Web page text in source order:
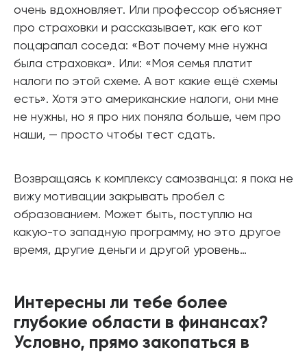
очень вдохновляет. Или профессор объясняет
про страховки и рассказывает, как его кот
поцарапал соседа: «Вот почему мне нужна
была страховка». Или: «Моя семья платит
налоги по этой схеме. А вот какие ещё схемы
есть». Хотя это американские налоги, они мне
не нужны, но я про них поняла больше, чем про
наши, — просто чтобы тест сдать.
Возвращаясь к комплексу самозванца: я пока не
вижу мотивации закрывать пробел с
образованием. Может быть, поступлю на
какую-то западную программу, но это другое
время, другие деньги и другой уровень…
Интересны ли тебе более
глубокие области в финансах?
Условно, прямо закопаться в